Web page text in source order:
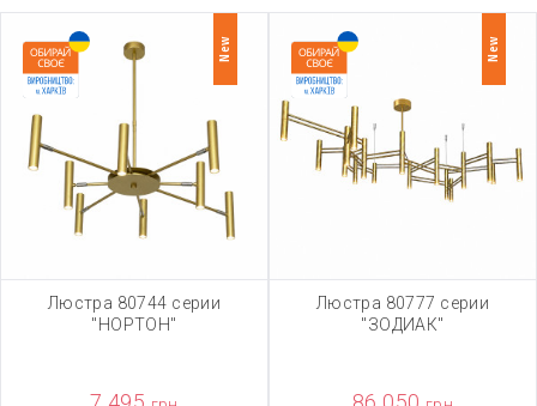
New
Люстра 80744 серии
"НОРТОН"
New
Люстра 80777 серии
"ЗОДИАК"